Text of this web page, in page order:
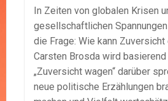
In Zeiten von globalen Krisen
gesellschaftlichen
die Frage: Wie kann Zuversicht
Carsten Brosda wird
„Zuversicht wagen“ darüber
neue politische Erzählungen